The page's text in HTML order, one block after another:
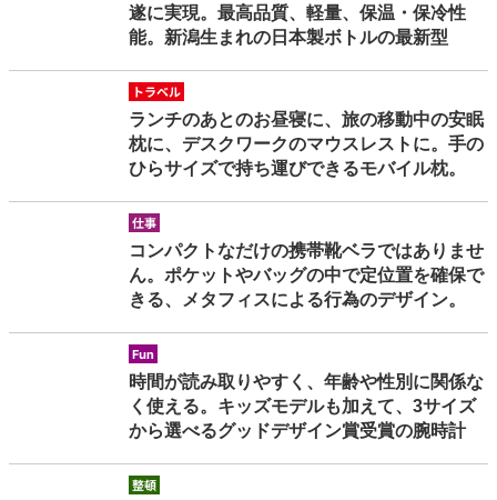
遂に実現。最高品質、軽量、保温・保冷性
能。新潟生まれの日本製ボトルの最新型
ランチのあとのお昼寝に、旅の移動中の安眠
枕に、デスクワークのマウスレストに。手の
ひらサイズで持ち運びできるモバイル枕。
コンパクトなだけの携帯靴ベラではありませ
ん。ポケットやバッグの中で定位置を確保で
きる、メタフィスによる行為のデザイン。
時間が読み取りやすく、年齢や性別に関係な
く使える。キッズモデルも加えて、3サイズ
から選べるグッドデザイン賞受賞の腕時計